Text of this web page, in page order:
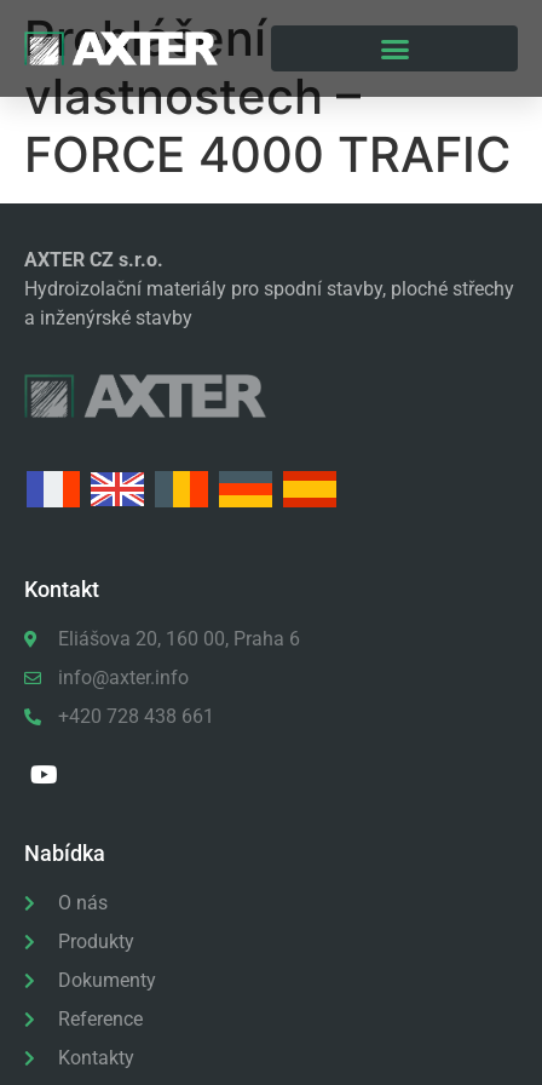
Prohlášení o
vlastnostech –
FORCE 4000 TRAFIC
AXTER CZ s.r.o.
Hydroizolační materiály pro spodní stavby, ploché střechy
a inženýrské stavby
Kontakt
Eliášova 20, 160 00, Praha 6
info@axter.info
+420 728 438 661
Nabídka
O nás
Produkty
Dokumenty
Reference
Kontakty